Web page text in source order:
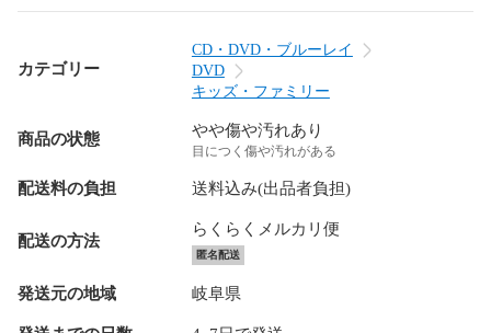
カテゴリー
CD・DVD・ブルーレイ
DVD
キッズ・ファミリー
商品の状態 やや傷や汚れあり
目につく傷や汚れがある
配送料の負担 送料込み(出品者負担)
配送の方法
らくらくメルカリ便
匿名配送
発送元の地域 岐阜県